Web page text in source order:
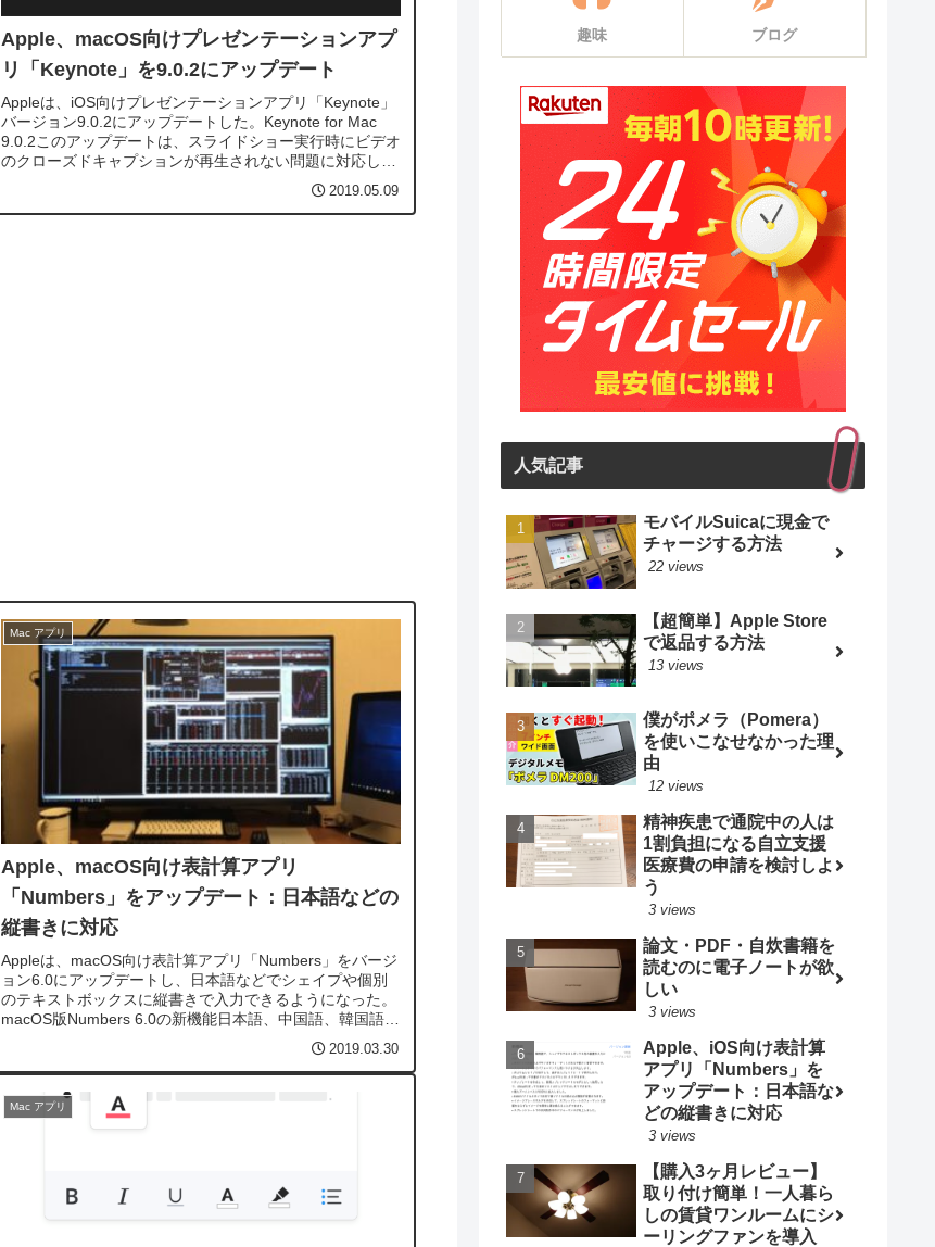
Apple、macOS向けプレゼンテーションアプ
リ「Keynote」を9.0.2にアップデート
Appleは、iOS向けプレゼンテーションアプリ「Keynote」
バージョン9.0.2にアップデートした。Keynote for Mac
9.0.2このアップデートは、スライドショー実行時にビデオ
のクローズドキャプションが再生されない問題に対応して
2019.05.09
Mac アプリ
Apple、macOS向け表計算アプリ
「Numbers」をアップデート：日本語などの
縦書きに対応
Appleは、macOS向け表計算アプリ「Numbers」をバージ
ョン6.0にアップデートし、日本語などでシェイプや個別
のテキストボックスに縦書きで入力できるようになった。
macOS版Numbers 6.0の新機能日本語、中国語、韓国語で
シェイプやテキストボックス内の縦書き入力に対応スマー
2019.03.30
Mac アプリ
趣味 ブログ
人気記事
モバイルSuicaに現金で
チャージする方法
22 views
【超簡単】Apple Store
で返品する方法
13 views
僕がポメラ（Pomera）
を使いこなせなかった理
由
12 views
精神疾患で通院中の人は
1割負担になる自立支援
医療費の申請を検討しよ
う
3 views
論文・PDF・自炊書籍を
読むのに電子ノートが欲
しい
3 views
Apple、iOS向け表計算
アプリ「Numbers」を
アップデート：日本語な
どの縦書きに対応
3 views
【購入3ヶ月レビュー】
取り付け簡単！一人暮ら
しの賃貸ワンルームにシ
ーリングファンを導入